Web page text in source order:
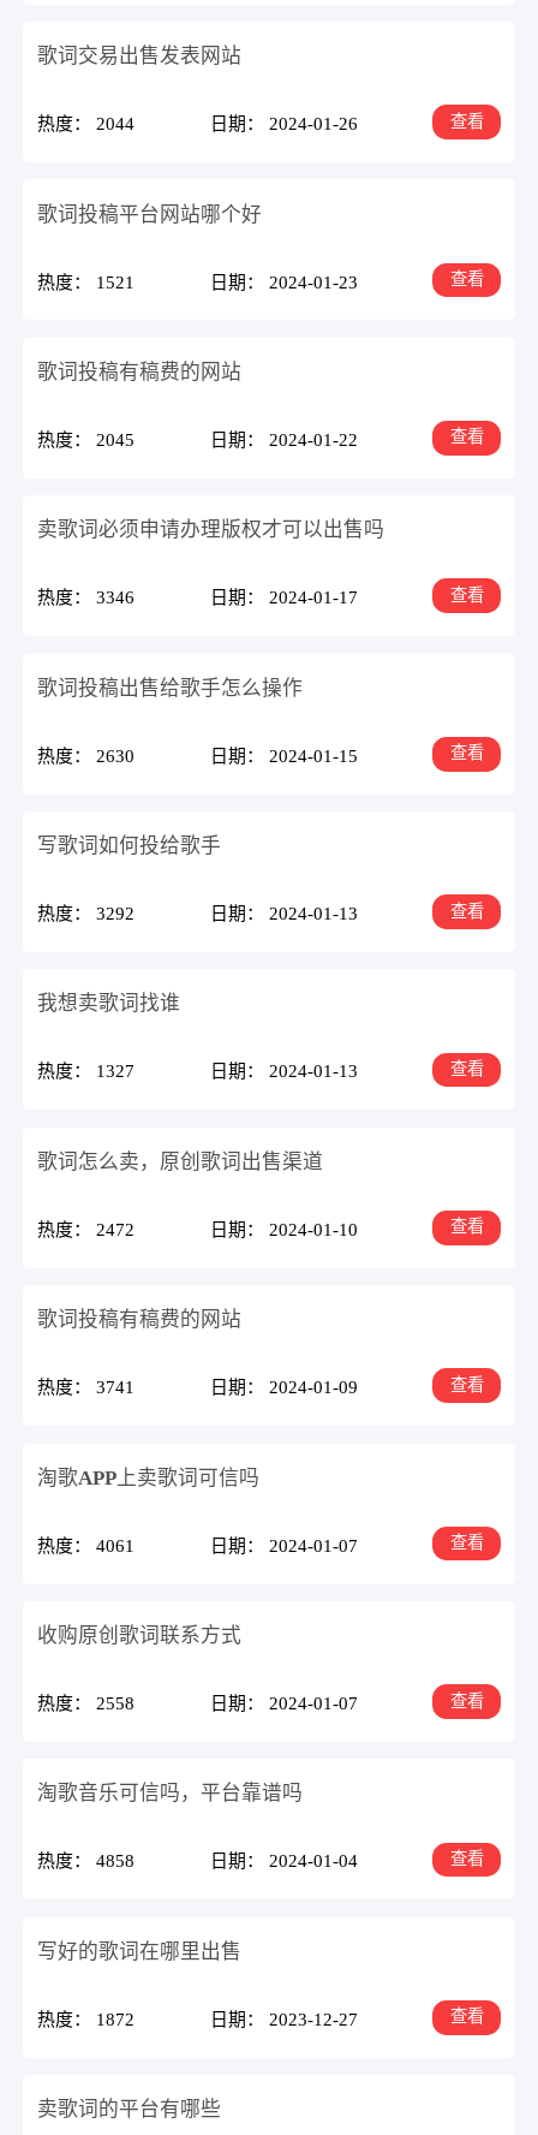
歌词交易出售发表网站
热度： 2044 日期： 2024-01-26 查看
歌词投稿平台网站哪个好
热度： 1521 日期： 2024-01-23 查看
歌词投稿有稿费的网站
热度： 2045 日期： 2024-01-22 查看
卖歌词必须申请办理版权才可以出售吗
热度： 3346 日期： 2024-01-17 查看
歌词投稿出售给歌手怎么操作
热度： 2630 日期： 2024-01-15 查看
写歌词如何投给歌手
热度： 3292 日期： 2024-01-13 查看
我想卖歌词找谁
热度： 1327 日期： 2024-01-13 查看
歌词怎么卖，原创歌词出售渠道
热度： 2472 日期： 2024-01-10 查看
歌词投稿有稿费的网站
热度： 3741 日期： 2024-01-09 查看
淘歌APP上卖歌词可信吗
热度： 4061 日期： 2024-01-07 查看
收购原创歌词联系方式
热度： 2558 日期： 2024-01-07 查看
淘歌音乐可信吗，平台靠谱吗
热度： 4858 日期： 2024-01-04 查看
写好的歌词在哪里出售
热度： 1872 日期： 2023-12-27 查看
卖歌词的平台有哪些